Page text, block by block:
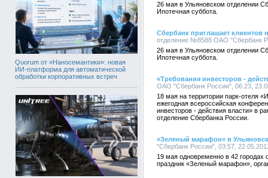
Quorum от «Наносемантики»: новая
ИИ-платформа для автоматической
обработки корпоративных встреч
26 мая в Ульяновском отделении
Ипотечная суббота.
Сбербанк приглашает клиентов
отделение №8588 ОАО "Сбербанк
26 мая в Ульяновском отделении
Ипотечная суббота.
«Требования инвесторов -
ОАО "Сбербанк России", 06:23,
18 мая на территории парк-отеля
ежегодная всероссийская
инвесторов - действия власти» в
отделение Сбербанка России.
«Зеленый марафон» в
"Сбербанк России", 03:57,
19 мая одновременно в 42
праздник «Зеленый марафон»,